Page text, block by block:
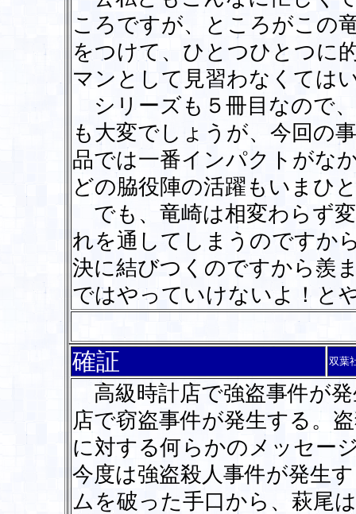
ころですが、ところがこの
をつけて、ひとつひとつに
マンとして見習わなくては
シリーズも５冊目なので
も大変でしょうが、今回の
品では一番インパクトがな
どの脇役陣の活躍もいまひ
でも、竜崎は相変わらず
れを通してしまうのですか
決に結びつくのですから羨
ではやっていけないよ！と
確証 双葉
高級時計店で強盗事件が
店で窃盗事件が発生する。
に対する何らかのメッセー
今度は強盗殺人事件が発生
ムを破った手口から、萩尾